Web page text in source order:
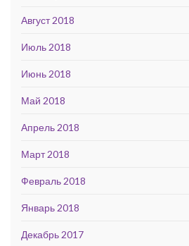
Август 2018
Июль 2018
Июнь 2018
Май 2018
Апрель 2018
Март 2018
Февраль 2018
Январь 2018
Декабрь 2017